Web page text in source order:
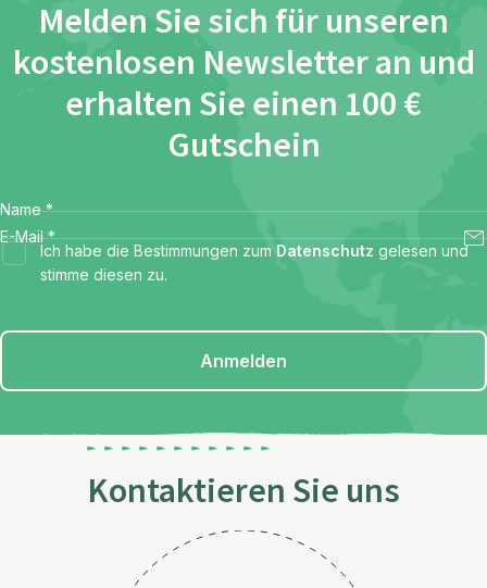
Melden Sie sich für unseren
kostenlosen Newsletter an und
erhalten Sie einen 100 €
Gutschein
Name *
E-Mail *
Ich habe die Bestimmungen zum Datenschutz gelesen und
stimme diesen zu.
Anmelden
Kontaktieren Sie uns